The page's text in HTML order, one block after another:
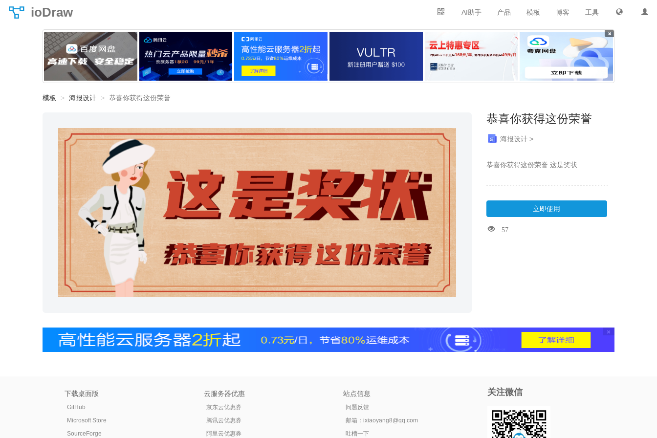
ioDraw 工具
博客
模板
产品
AI助手
×
模板 海报设计 恭喜你获得这份荣誉
恭喜你获得这份荣誉
海报设计 >
恭喜你获得这份荣誉 这是奖状
立即使用
57
×
下载桌面版
GitHub
Microsoft Store
SourceForge
云服务器优惠
京东云优惠券
腾讯云优惠券
阿里云优惠券
站点信息
问题反馈
邮箱： ixiaoyang8@qq.com
吐槽一下
关注微信